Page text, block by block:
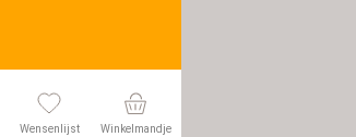
Wensenlijst Winkelmandje